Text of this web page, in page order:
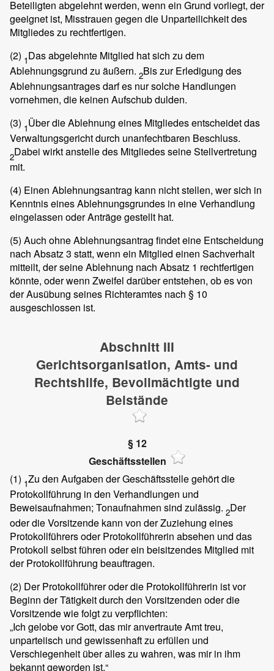
Beteiligten abgelehnt werden, wenn ein Grund vorliegt, der
geeignet ist, Misstrauen gegen die Unparteilichkeit des
Mitgliedes zu rechtfertigen.
(2) 1Das abgelehnte Mitglied hat sich zu dem
Ablehnungsgrund zu äußern. 2Bis zur Erledigung des
Ablehnungsantrages darf es nur solche Handlungen
vornehmen, die keinen Aufschub dulden.
(3) 1Über die Ablehnung eines Mitgliedes entscheidet das
Verwaltungsgericht durch unanfechtbaren Beschluss.
2Dabei wirkt anstelle des Mitgliedes seine Stellvertretung
mit.
(4) Einen Ablehnungsantrag kann nicht stellen, wer sich in
Kenntnis eines Ablehnungsgrundes in eine Verhandlung
eingelassen oder Anträge gestellt hat.
(5) Auch ohne Ablehnungsantrag findet eine Entscheidung
nach Absatz 3 statt, wenn ein Mitglied einen Sachverhalt
mitteilt, der seine Ablehnung nach Absatz 1 rechtfertigen
könnte, oder wenn Zweifel darüber entstehen, ob es von
der Ausübung seines Richteramtes nach § 10
ausgeschlossen ist.
Abschnitt III
Gerichtsorganisation, Amts- und
Rechtshilfe, Bevollmächtigte und
Beistände
§ 12
Geschäftsstellen
(1) 1Zu den Aufgaben der Geschäftsstelle gehört die
Protokollführung in den Verhandlungen und
Beweisaufnahmen; Tonaufnahmen sind zulässig. 2Der
oder die Vorsitzende kann von der Zuziehung eines
Protokollführers oder Protokollführerin absehen und das
Protokoll selbst führen oder ein beisitzendes Mitglied mit
der Protokollführung beauftragen.
(2) Der Protokollführer oder die Protokollführerin ist vor
Beginn der Tätigkeit durch den Vorsitzenden oder die
Vorsitzende wie folgt zu verpflichten:
„Ich gelobe vor Gott, das mir anvertraute Amt treu,
unparteiisch und gewissenhaft zu erfüllen und
Verschiegenheit über alles zu wahren, was mir in ihm
bekannt geworden ist.“